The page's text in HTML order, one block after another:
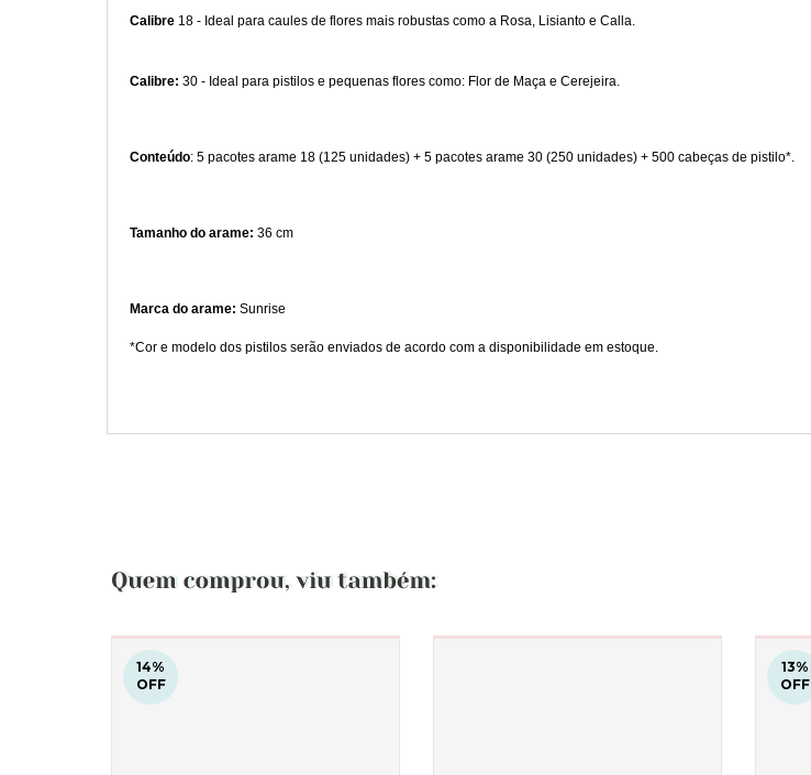
Calibre 18 - Ideal para caules de flores mais robustas como a Rosa, Lisianto e Calla.
Calibre: 30 - Ideal para pistilos e pequenas flores como: Flor de Maça e Cerejeira.
Conteúdo: 5 pacotes arame 18 (125 unidades) + 5 pacotes arame 30 (250 unidades) + 500 cabeças de pistilo*.
Tamanho do arame: 36 cm
Marca do arame: Sunrise
*Cor e modelo dos pistilos serão enviados de acordo com a disponibilidade em estoque.
14%
OFF
13%
OFF